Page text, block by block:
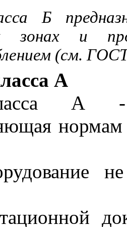
Б
зонах и
(см.
А
А -